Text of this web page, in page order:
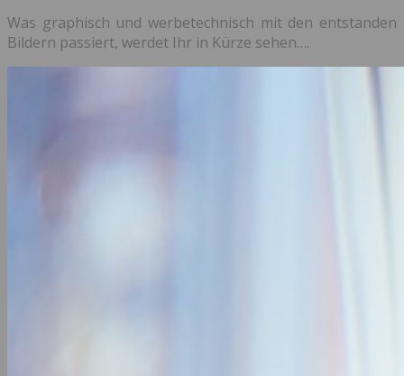
Was graphisch und werbetechnisch mit den entstanden
Bildern passiert, werdet Ihr in Kürze sehen….